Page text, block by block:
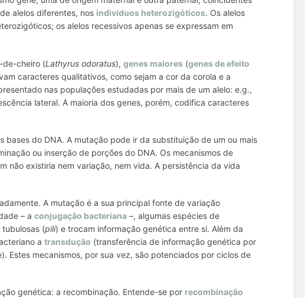
alelos diferentes, nos indivíduos heterozigóticos. Osalelos
osalelos recessivos apenas se expressam em
de-cheiro (Lathyrus odoratus),genes maiores (genes de efeito
caracteres qualitativos, como sejam a cor da corola e a
nas populações estudadas por mais de um alelo:e.g.,
lateral. A maioria dos genes, porém, codifica caracteres
bases do DNA. A mutação pode ir da substituição de um ou mais
ou inserção de porções do DNA. Os mecanismos de
não existiria nem variação, nem vida. A persistência da vida
A mutação é a sua principal fonte de variação
– aconjugação bacteriana –, algumas espécies de
(pili) e trocam informação genética entre si. Além da
atransdução (transferência de informação genética por
Estes mecanismos, por sua vez, são potenciados por ciclos de
genética: a recombinação. Entende-se por recombinação